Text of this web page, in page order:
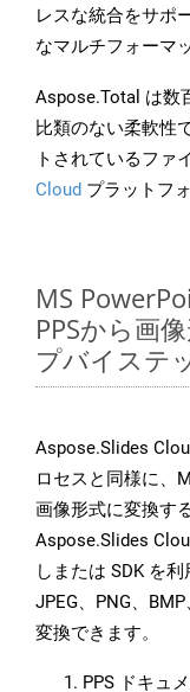
レスな統合をサポ
なマルチフォーマ
Aspose.Total は数
比類のない柔軟性
トされているファ
Cloud プラットフ
MS
PPSから画
プバイステ
Aspose.Slides
ロセスと同様に、
画像形式に変換す
Aspose.Slides
しまたは SDK を
JPEG、PNG、
変換できます。
PPS ドキュ